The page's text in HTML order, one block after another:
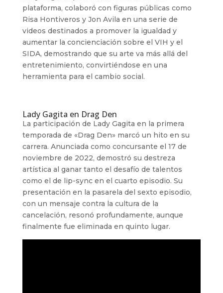
plataforma, colaboró con figuras públicas como
Risa Hontiveros y Jon Avila en una serie de
videos destinados a promover la igualdad y
aumentar la concienciación sobre el VIH y el
SIDA, demostrando que su arte va más allá del
entretenimiento, convirtiéndose en una
herramienta para el cambio social.
Lady Gagita en Drag Den
La participación de Lady Gagita en la primera
temporada de «Drag Den» marcó un hito en su
carrera. Anunciada como concursante el 17 de
noviembre de 2022, demostró su destreza
artística al ganar tanto el desafío de talentos
como el de lip-sync en el cuarto episodio. Su
presentación en la pasarela del sexto episodio,
con un mensaje contra la cultura de la
cancelación, resonó profundamente, aunque
finalmente fue eliminada en quinto lugar.